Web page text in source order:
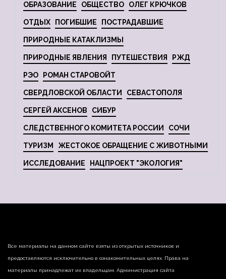
ОБРАЗОВАНИЕ ОБЩЕСТВО ОЛЕГ КРЮЧКОВ
ОТДЫХ ПОГИБШИЕ ПОСТРАДАВШИЕ
ПРИРОДНЫЕ КАТАКЛИЗМЫ
ПРИРОДНЫЕ ЯВЛЕНИЯ ПУТЕШЕСТВИЯ РЖД
РЭО РОМАН СТАРОВОЙТ
СВЕРДЛОВСКОЙ ОБЛАСТИ СЕВАСТОПОЛЯ
СЕРГЕЙ АКСЕНОВ СИБУР
СЛЕДСТВЕННОГО КОМИТЕТА РОССИИ СОЧИ
ТУРИЗМ ЖЕСТОКОЕ ОБРАЩЕНИЕ С ЖИВОТНЫМИ
ИССЛЕДОВАНИЕ НАЦПРОЕКТ "ЭКОЛОГИЯ"
Все материалы на данном сайте взяты из открытых источников и
предоставляются исключительно в ознакомительных целях. Права на
материалы принадлежат их владельцам. Администрация сайта